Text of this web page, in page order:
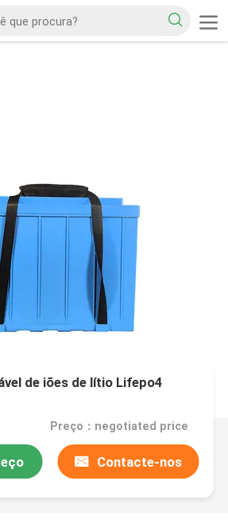
de iões de lítio Lifepo4
Preço：negotiated price
Contacte-nos